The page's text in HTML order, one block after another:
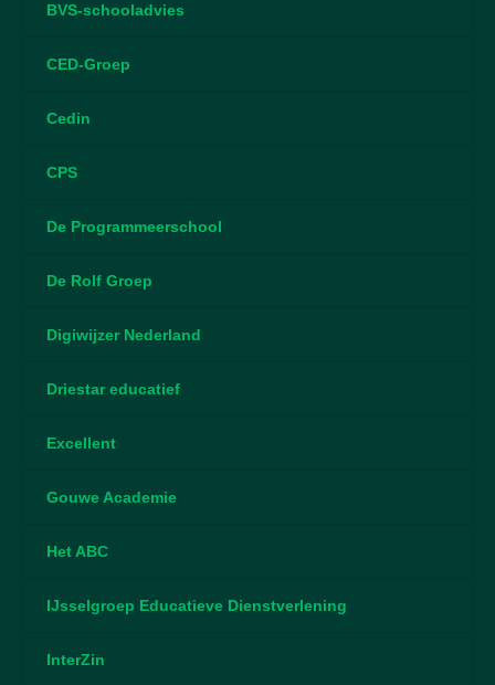
BVS-schooladvies
CED-Groep
Cedin
CPS
De Programmeerschool
De Rolf Groep
Digiwijzer Nederland
Driestar educatief
Excellent
Gouwe Academie
Het ABC
IJsselgroep Educatieve Dienstverlening
InterZin